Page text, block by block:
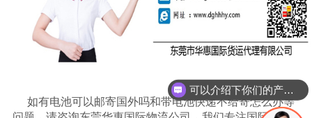
如有电池可以邮寄国外吗和带电池快递不给寄怎么办等
可以介绍下你们的产品么